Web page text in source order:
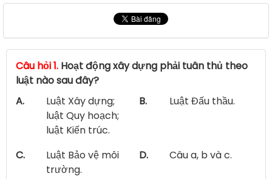
Câu hỏi 1. Hoạt động xây dựng phải tuân thủ theo
luật nào sau đây?
A.
Luật Xây dựng;
luật Quy hoạch;
luật Kiến trúc.
B. Luật Đấu thầu.
C.
Luật Bảo vệ môi
trường.
D. Câu a, b và c.